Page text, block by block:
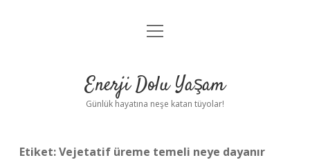
Anasayfa
Yasal Uyarı
menüyü
Enerji Dolu Yaşam
Günlük hayatına neşe katan tüyolar!
Etiket:Vejetatif üreme temeli neye dayanır